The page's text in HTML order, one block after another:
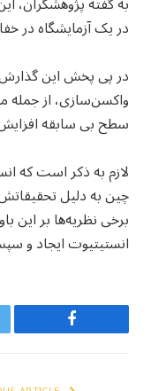
در یک آزمایشگاه
در پی پخش این
واکسن‌سازی، از جمله
سطح بی سابقه
لازم به ذکر است که
چین به دلیل
برخی نظریه‌ها بر این
انستیتیوت ایجاد و
Facebook